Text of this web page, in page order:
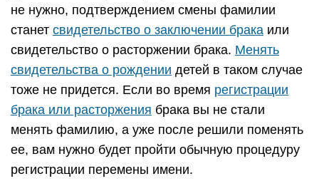
не нужно, подтверждением смены фамилии
станет свидетельство о заключении брака или
свидетельство о расторжении брака. Менять
свидетельства о рождении детей в таком случае
тоже не придется. Если во время регистрации
брака или расторжения брака вы не стали
менять фамилию, а уже после решили поменять
ее, вам нужно будет пройти обычную процедуру
регистрации перемены имени.